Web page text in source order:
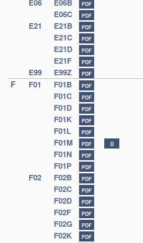
E06 E06B PDF
E06C PDF
E21 E21B PDF
E21C PDF
E21D PDF
E21F PDF
E99 E99Z PDF
F F01 F01B PDF
F01C PDF
F01D PDF
F01K PDF
F01L PDF
F01M PDF D
F01N PDF
F01P PDF
F02 F02B PDF
F02C PDF
F02D PDF
F02F PDF
F02G PDF
F02K PDF